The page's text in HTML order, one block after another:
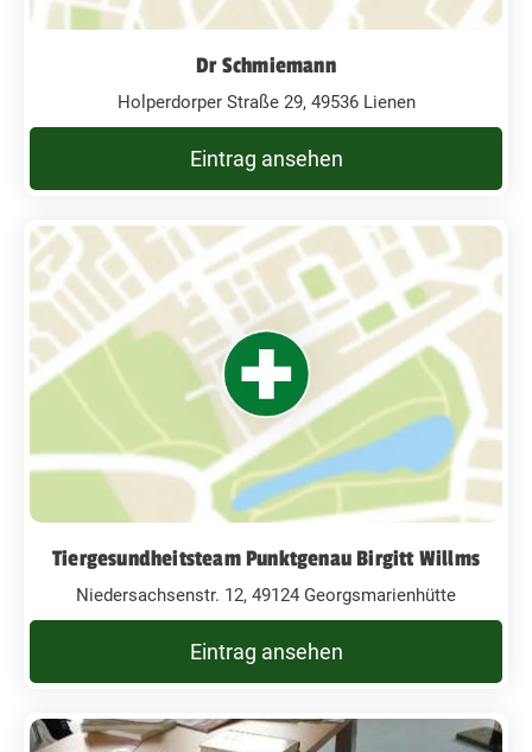
Dr Schmiemann
Holperdorper Straße 29, 49536 Lienen
Eintrag ansehen
Tiergesundheitsteam Punktgenau Birgitt Willms
Niedersachsenstr. 12, 49124 Georgsmarienhütte
Eintrag ansehen